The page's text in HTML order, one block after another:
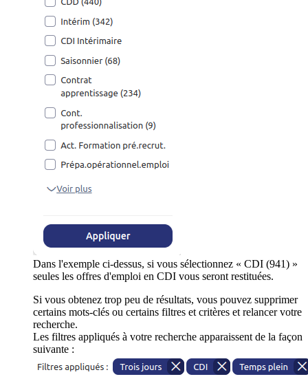
Dans l'exemple ci-dessus, si vous sélectionnez « CDI (941) »
seules les offres d'emploi en CDI vous seront restituées.
Si vous obtenez trop peu de résultats, vous pouvez supprimer
certains mots-clés ou certains filtres et critères et relancer votre
recherche.
Les filtres appliqués à votre recherche apparaissent de la façon
suivante :